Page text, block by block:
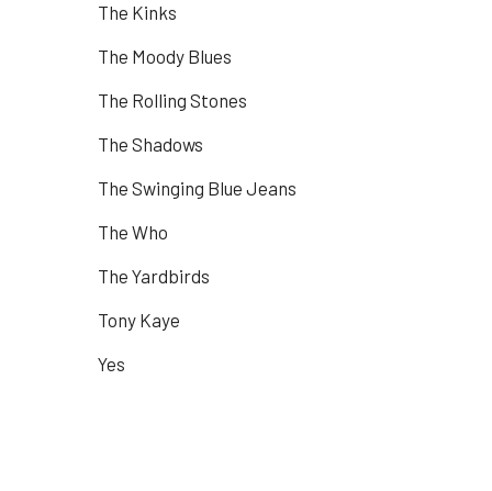
The Kinks
The Moody Blues
The Rolling Stones
The Shadows
The Swinging Blue Jeans
The Who
The Yardbirds
Tony Kaye
Yes